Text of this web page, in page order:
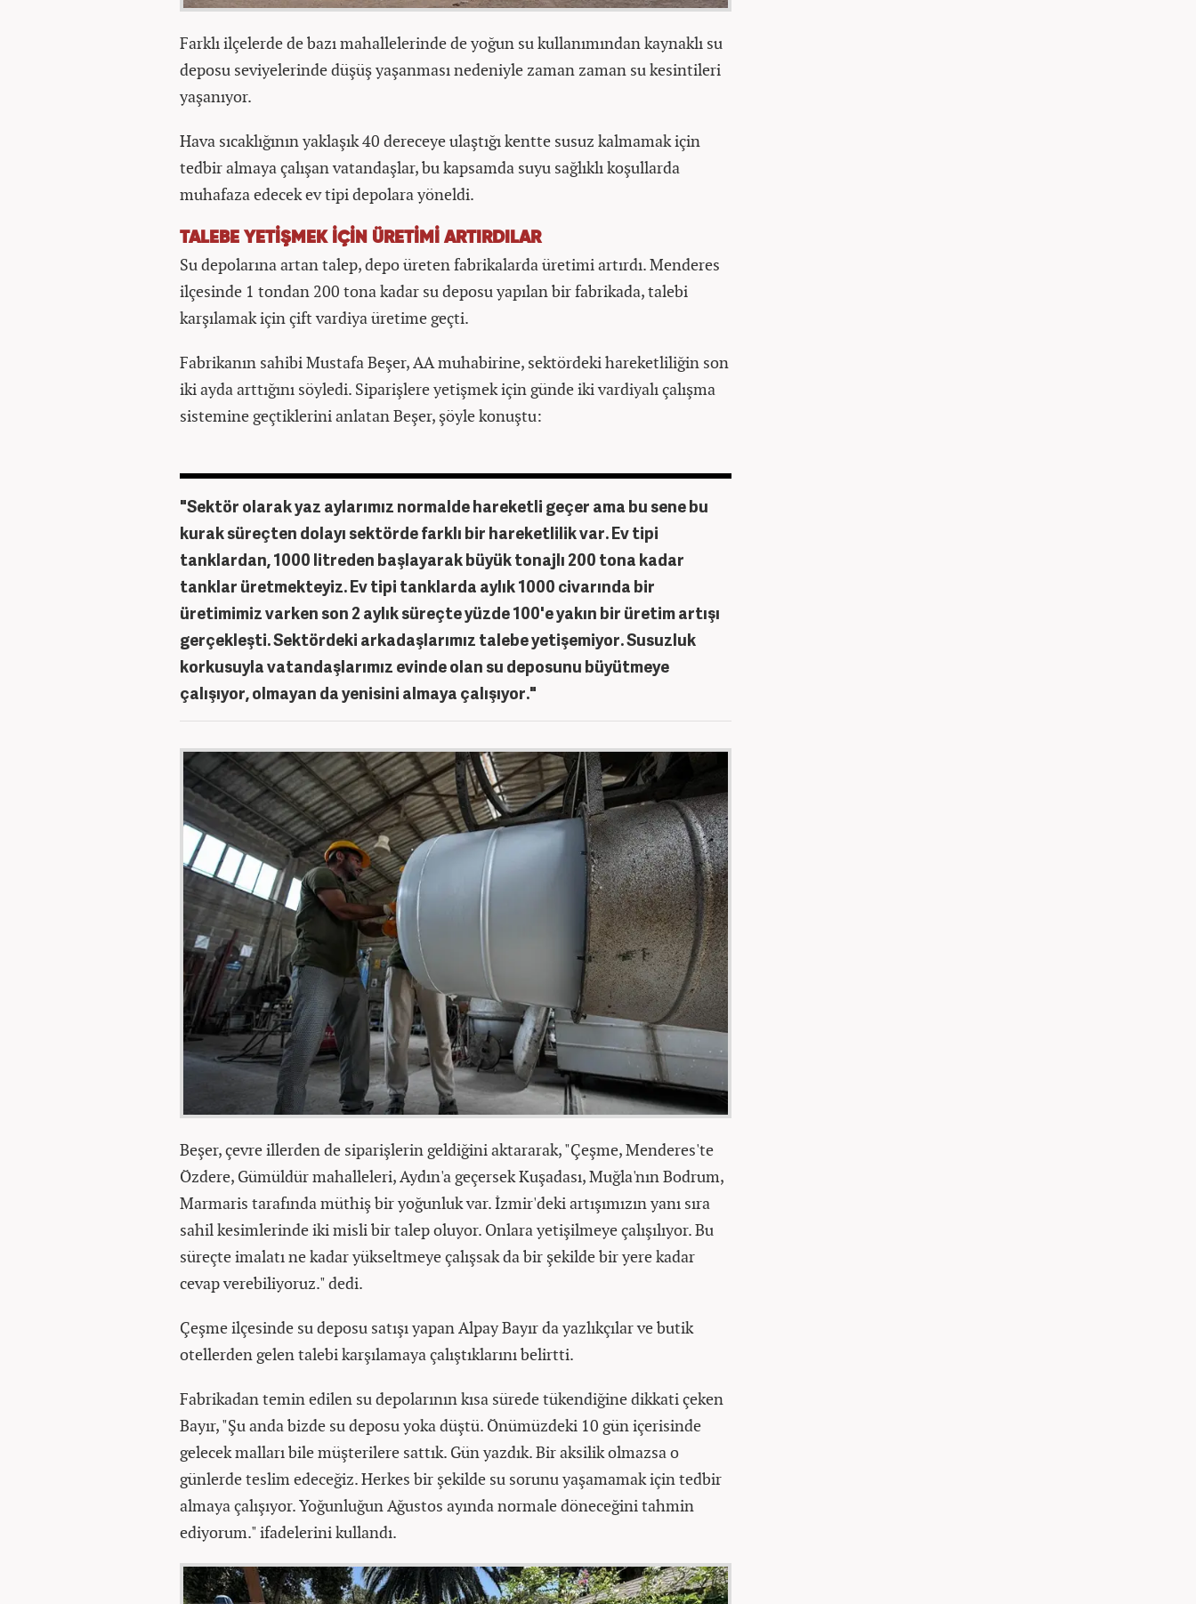
Farklı ilçelerde de bazı mahallelerinde de yoğun su kullanımından kaynaklı su
deposu seviyelerinde düşüş yaşanması nedeniyle zaman zaman su kesintileri
yaşanıyor.
Hava sıcaklığının yaklaşık 40 dereceye ulaştığı kentte susuz kalmamak için
tedbir almaya çalışan vatandaşlar, bu kapsamda suyu sağlıklı koşullarda
muhafaza edecek ev tipi depolara yöneldi.
TALEBE YETİŞMEK İÇİN ÜRETİMİ ARTIRDILAR
Su depolarına artan talep, depo üreten fabrikalarda üretimi artırdı. Menderes
ilçesinde 1 tondan 200 tona kadar su deposu yapılan bir fabrikada, talebi
karşılamak için çift vardiya üretime geçti.
Fabrikanın sahibi Mustafa Beşer, AA muhabirine, sektördeki hareketliliğin son
iki ayda arttığını söyledi. Siparişlere yetişmek için günde iki vardiyalı çalışma
sistemine geçtiklerini anlatan Beşer, şöyle konuştu:
"Sektör olarak yaz aylarımız normalde hareketli geçer ama bu sene bu
kurak süreçten dolayı sektörde farklı bir hareketlilik var. Ev tipi
tanklardan, 1000 litreden başlayarak büyük tonajlı 200 tona kadar
tanklar üretmekteyiz. Ev tipi tanklarda aylık 1000 civarında bir
üretimimiz varken son 2 aylık süreçte yüzde 100'e yakın bir üretim artışı
gerçekleşti. Sektördeki arkadaşlarımız talebe yetişemiyor. Susuzluk
korkusuyla vatandaşlarımız evinde olan su deposunu büyütmeye
çalışıyor, olmayan da yenisini almaya çalışıyor."
Beşer, çevre illerden de siparişlerin geldiğini aktararak, "Çeşme, Menderes'te
Özdere, Gümüldür mahalleleri, Aydın'a geçersek Kuşadası, Muğla'nın Bodrum,
Marmaris tarafında müthiş bir yoğunluk var. İzmir'deki artışımızın yanı sıra
sahil kesimlerinde iki misli bir talep oluyor. Onlara yetişilmeye çalışılıyor. Bu
süreçte imalatı ne kadar yükseltmeye çalışsak da bir şekilde bir yere kadar
cevap verebiliyoruz." dedi.
Çeşme ilçesinde su deposu satışı yapan Alpay Bayır da yazlıkçılar ve butik
otellerden gelen talebi karşılamaya çalıştıklarını belirtti.
Fabrikadan temin edilen su depolarının kısa sürede tükendiğine dikkati çeken
Bayır, "Şu anda bizde su deposu yoka düştü. Önümüzdeki 10 gün içerisinde
gelecek malları bile müşterilere sattık. Gün yazdık. Bir aksilik olmazsa o
günlerde teslim edeceğiz. Herkes bir şekilde su sorunu yaşamamak için tedbir
almaya çalışıyor. Yoğunluğun Ağustos ayında normale döneceğini tahmin
ediyorum." ifadelerini kullandı.